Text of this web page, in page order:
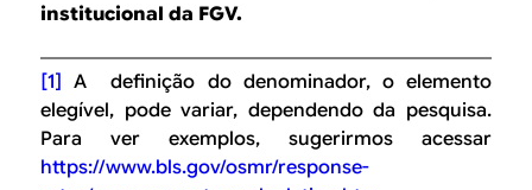
institucional da FGV.
[1] A definição do denominador, o elemento
elegível, pode variar, dependendo da pesquisa.
Para ver exemplos, sugerirmos acessar
https://www.bls.gov/osmr/response-